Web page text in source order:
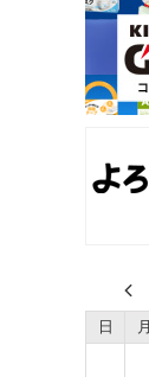
日 月